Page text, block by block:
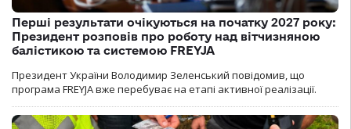
Перші результати очікуються на початку 2027 року:
Президент розповів про роботу над вітчизняною
балістикою та системою FREYJA
Президент України Володимир Зеленський повідомив, що
програма FREYJA вже перебуває на етапі активної реалізації.